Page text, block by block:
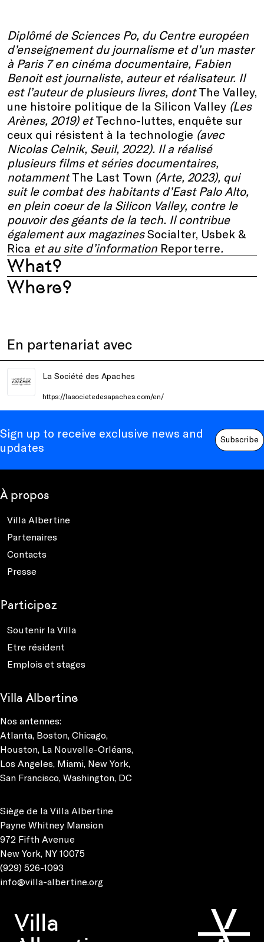
Diplômé de Sciences Po, du Centre européen
d’enseignement du journalisme et d’un master
à Paris 7 en cinéma documentaire, Fabien
Benoit est journaliste, auteur et réalisateur. Il
est l’auteur de plusieurs livres, dontThe Valley,
une histoire politique de la Silicon Valley (Les
Arènes, 2019) etTechno-luttes, enquête sur
ceux qui résistent à la technologie (avec
Nicolas Celnik, Seuil, 2022). Il a réalisé
plusieurs films et séries documentaires,
notammentThe Last Town (Arte, 2023), qui
suit le combat des habitants d’East Palo Alto,
en plein coeur de la Silicon Valley, contre le
pouvoir des géants de la tech. Il contribue
également aux magazinesSocialter, Usbek &
Rica et au site d’information Reporterre.
What?
Where?
En partenariat avec
La Société des Apaches
https://lasocietedesapaches.com/en/
Sign up to receive exclusive news and
updates
Subscribe
À propos
Villa Albertine
Partenaires
Contacts
Presse
Participez
Soutenir la Villa
Etre résident
Emplois et stages
Villa Albertine
Nos antennes:
Atlanta, Boston, Chicago,
Houston, La Nouvelle-Orléans,
Los Angeles, Miami, New York,
San Francisco, Washington, DC
Siège de la Villa Albertine
Payne Whitney Mansion
972 Fifth Avenue
New York, NY 10075
(929) 526-1093
info@villa-albertine.org
Villa